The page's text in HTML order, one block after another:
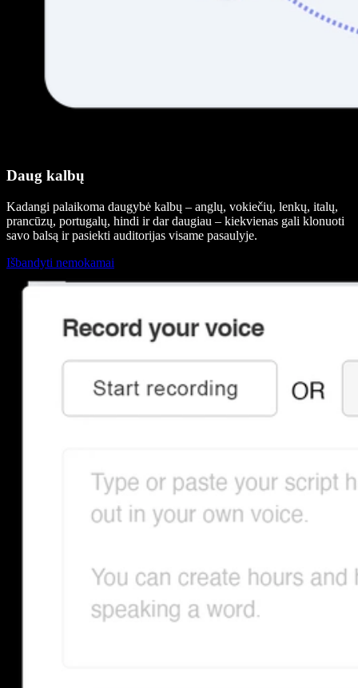
Daug kalbų
Kadangi palaikoma daugybė kalbų – anglų, vokiečių, lenkų, italų,
prancūzų, portugalų, hindi ir dar daugiau – kiekvienas gali klonuoti
savo balsą ir pasiekti auditorijas visame pasaulyje.
Išbandyti nemokamai